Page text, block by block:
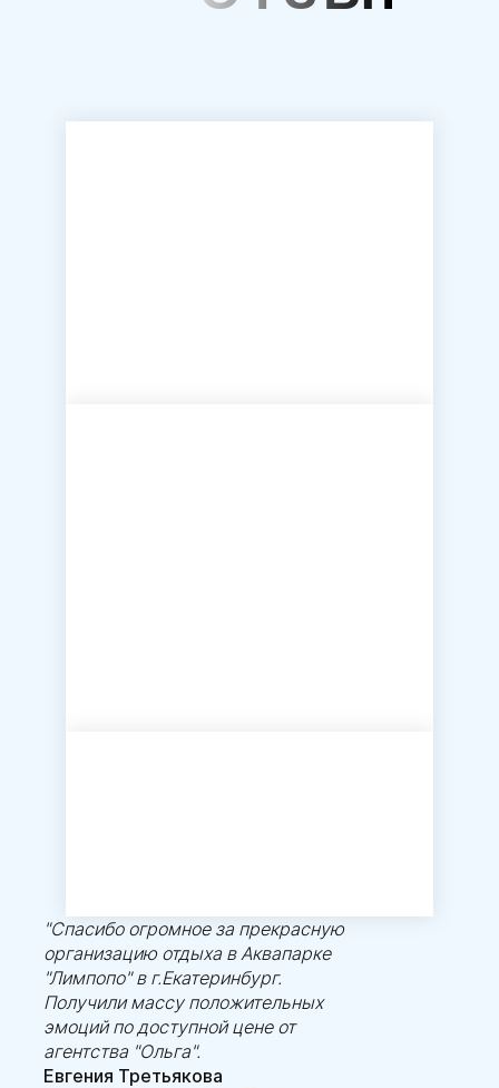
"Спасибо огромное за прекрасную
организацию отдыха в Аквапарке
"Лимпопо" в г.Екатеринбург.
Получили массу положительных
эмоций по доступной цене от
агентства "Ольга".
Евгения Третьякова